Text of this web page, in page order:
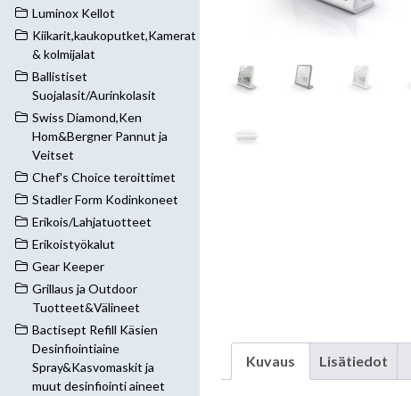
Luminox Kellot
Kiikarit,kaukoputket,Kamerat
& kolmijalat
Ballistiset
Suojalasit/Aurinkolasit
Swiss Diamond,Ken
Hom&Bergner Pannut ja
Veitset
Chef's Choice teroittimet
Stadler Form Kodinkoneet
Erikois/Lahjatuotteet
Erikoistyökalut
Gear Keeper
Grillaus ja Outdoor
Tuotteet&Välineet
Bactisept Refill Käsien
Desinfiointiaine
Spray&Kasvomaskit ja
muut desinfiointi aineet
Kuvaus Lisätiedot